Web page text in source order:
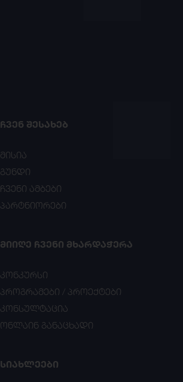
ᲩᲕᲔᲜ ᲨᲔᲡᲐᲮᲔᲑ
მისია
გუნდი
ჩვენი ამბები
პარტნიორები
ᲛᲘᲘᲦᲔ ᲩᲕᲔᲜᲘ ᲛᲮᲐᲠᲓᲐᲭᲔᲠᲐ
კონკურსი
პროგრამები / პროექტები
კონსულტაცია
ონლაინ განაცხადი
ᲡᲘᲐᲮᲚᲔᲔᲑᲘ